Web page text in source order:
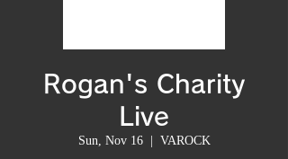
Rogan's Charity
Live
Sun, Nov 16
  |
VAROCK